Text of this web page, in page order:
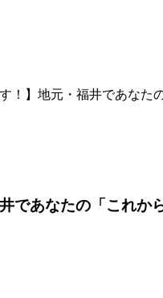
！】地元・福井であなた
であなたの「これ